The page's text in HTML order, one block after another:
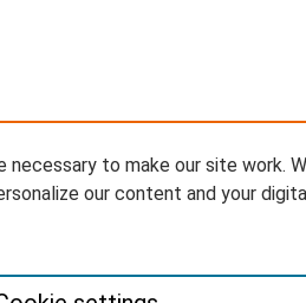
necessary to make our site work.
our content and your